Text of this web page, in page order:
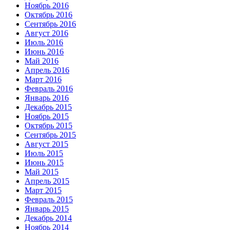
Ноябрь 2016
Октябрь 2016
Сентябрь 2016
Август 2016
Июль 2016
Июнь 2016
Май 2016
Апрель 2016
Март 2016
Февраль 2016
Январь 2016
Декабрь 2015
Ноябрь 2015
Октябрь 2015
Сентябрь 2015
Август 2015
Июль 2015
Июнь 2015
Май 2015
Апрель 2015
Март 2015
Февраль 2015
Январь 2015
Декабрь 2014
Ноябрь 2014